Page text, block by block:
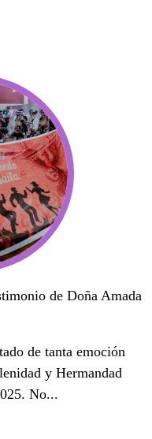
de Doña Amada
de tanta emoción
y Hermandad
No...